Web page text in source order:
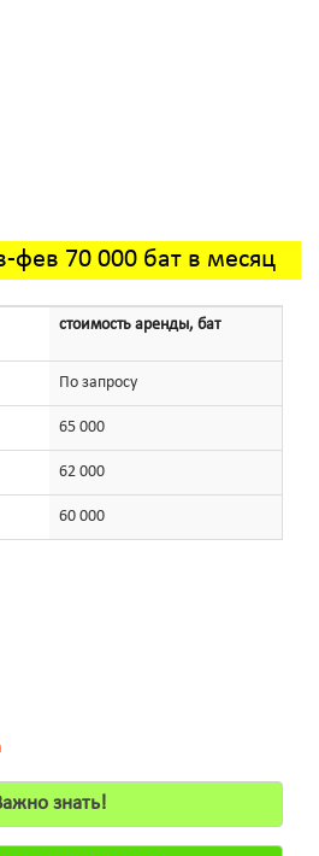
фев 70 000 бат в месяц
стоимость аренды, бат
По запросу
65 000
62 000
60 000
знать!